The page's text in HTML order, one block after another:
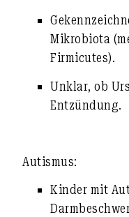
Mikrobiota
Firmicutes).
Unklar, ob
Entzündung.
Autismus:
Kinder mit